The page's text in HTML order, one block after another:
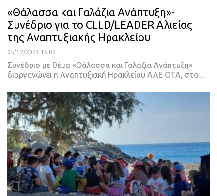
«Θάλασσα και Γαλάζια Ανάπτυξη»-
Συνέδριο για το CLLD/LEADER Αλιείας
της Αναπτυξιακής Ηρακλείου
05/12/2023 15:09
Συνέδριο με θέμα «Θάλασσα και Γαλάζια Ανάπτυξη»
διοργανώνει η Αναπτυξιακή Ηρακλείου ΑΑΕ ΟΤΑ, στο…